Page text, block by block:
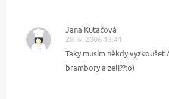
Jana Kutačová
28. 6. 2006 13:41
Taky musím někdy
brambory a zelí??:o)